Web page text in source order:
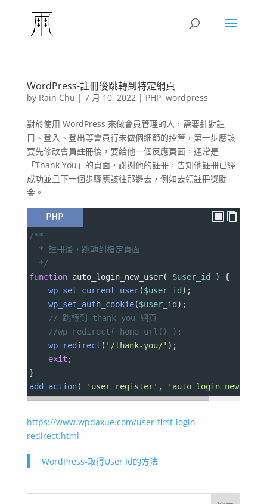
WordPress-註冊後跳轉到特定網頁
by Rain Chu | 7 月 10, 2022| PHP, wordpress
對於使用 WordPress 來做會員管理的人，需要針對註
冊、登入、登出等會員行未做個細節的控管，第一步應該
要先修改會員註冊後，要給他一個反應頁面，通常是
「Thank You」的頁面，謝謝他的註冊，告知他註冊已經
成功並且下一個步驟應該往那邊去，例如去領註冊獎勵
金。
PHP
/**
* 註冊後，跳轉到指定頁面
*/
function auto_login_new_user( $user_id
) {
wp_set_current_user($user_id );
wp_set_auth_cookie($user_id );
// 跳轉到 thank you 網頁
//wp_redirect( home_url() );
wp_redirect ( '/thank-you/' );
exit ;
}
add_action( 'user_register' , 'auto_login_new_user'
https://www.wpdaxue.com/user-first-login-
redirect.html
WordPress-取得User Id的方法